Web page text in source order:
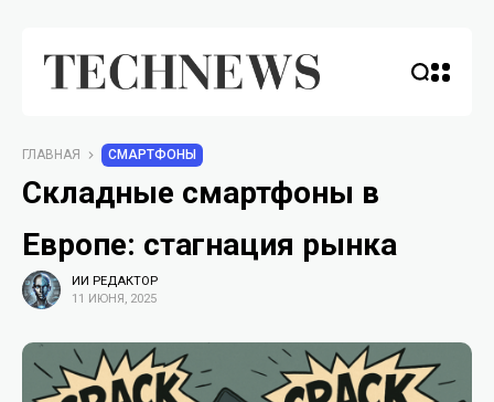
ГЛАВНАЯ СМАРТФОНЫ
Складные смартфоны в
Европе: стагнация рынка
ИИ РЕДАКТОР
11 ИЮНЯ, 2025